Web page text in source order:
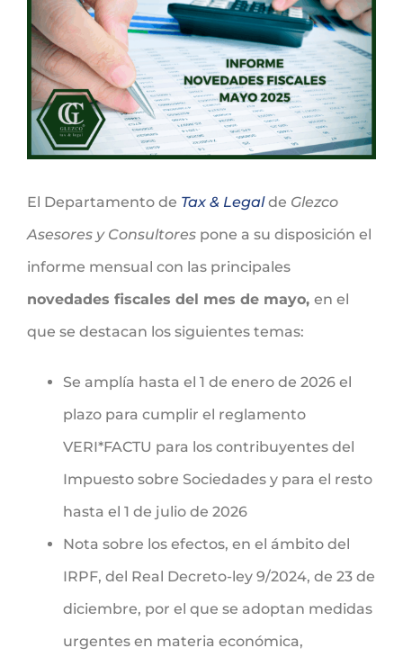
imagen
más
grande
El Departamento de Tax & Legal de Glezco
Asesores y Consultores pone a su disposición el
informe mensual con las principales
novedades fiscales del mes de mayo, en el
que se destacan los siguientes temas:
Se amplía hasta el 1 de enero de 2026 el
plazo para cumplir el reglamento
VERI*FACTU para los contribuyentes del
Impuesto sobre Sociedades y para el resto
hasta el 1 de julio de 2026
Nota sobre los efectos, en el ámbito del
IRPF, del Real Decreto-ley 9/2024, de 23 de
diciembre, por el que se adoptan medidas
urgentes en materia económica,